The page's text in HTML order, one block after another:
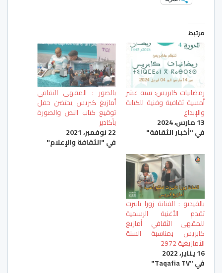
مرتبط
رمضانيات كابريس: ستة عشر
أمسية ثقافية وفنية للكتابة
والإبداع
13 مارس، 2024
في "أخبار الثقافة"
بالصور : المقهى الثقافي
أمازيغ كبريس يحتضن حفل
توقيع كتاب النص والصورة
بأكادير
22 نوفمبر، 2021
في "الثقافة والإعلام"
بالفيديو : الفنانة زورا تانيرت
تقدم الأغنية الرسمية
للمقهى الثقافي أمازيغ
كابريس بمناسبة السنة
الأمازيغية 2972
16 يناير، 2022
في "Taqafia TV"